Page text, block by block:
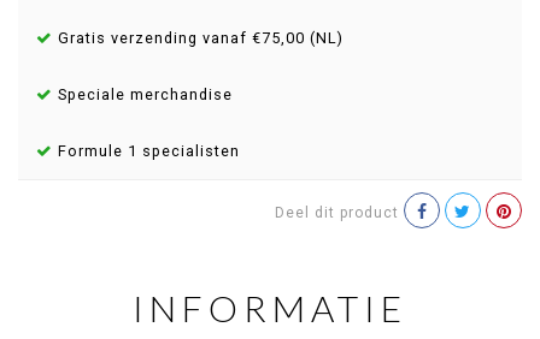
Gratis verzending vanaf €75,00 (NL)
Speciale merchandise
Formule 1 specialisten
Deel dit product
INFORMATIE